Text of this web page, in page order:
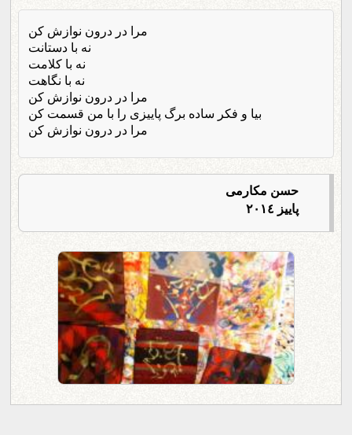
مرا در درون نوازش کن
نه با دستانت
نه با کلامت
نه با نگاهت
مرا در درون نوازش کن
بیا و فکر ساده برگ پاییزی را با من قسمت کن
مرا در درون نوازش کن
حسن مکارمی
پاییز ٢٠١٤